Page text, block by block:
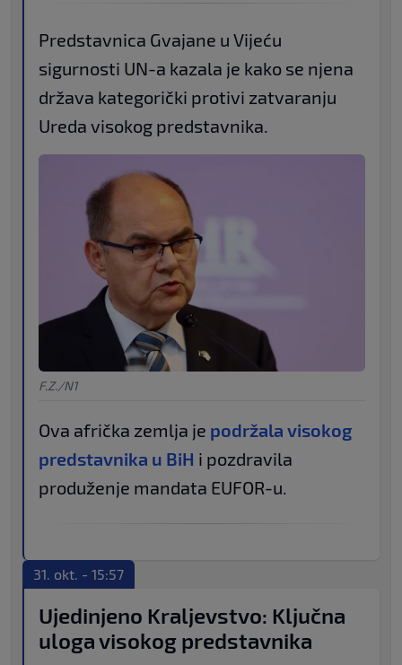
Predstavnica Gvajane u Vijeću
sigurnosti UN-a kazala je kako se njena
država kategorički protivi zatvaranju
Ureda visokog predstavnika.
F.Z./N1
Ova afrička zemlja je podržala visokog
predstavnika u BiH i pozdravila
produženje mandata EUFOR-u.
31. okt. - 15:57
Ujedinjeno Kraljevstvo: Ključna
uloga visokog predstavnika